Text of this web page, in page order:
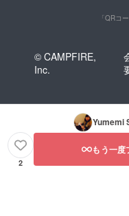
「QRコ
© CAMPFIRE,
Inc.
Yumemi
2
もう一